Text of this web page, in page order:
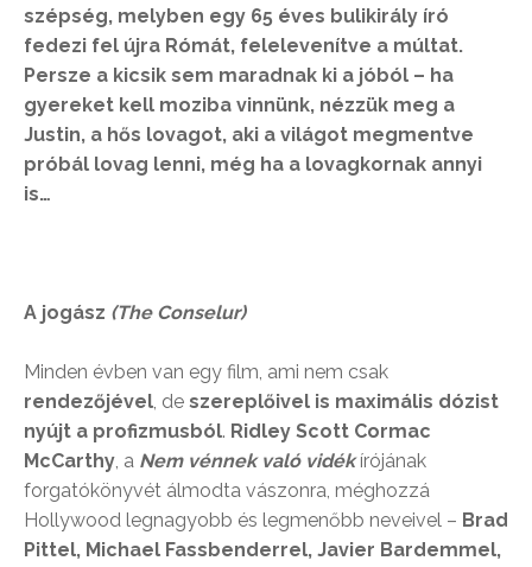
szépség, melyben egy 65 éves bulikirály író
fedezi fel újra Rómát, felelevenítve a múltat.
Persze a kicsik sem maradnak ki a jóból – ha
gyereket kell moziba vinnünk, nézzük meg a
Justin, a hős lovagot, aki a világot megmentve
próbál lovag lenni, még ha a lovagkornak annyi
is…
A jogász (The Conselur)
Minden évben van egy film, ami nem csak
rendezőjével, de szereplőivel is maximális dózist
nyújt a profizmusból. Ridley Scott Cormac
McCarthy, a Nem vénnek való vidékírójának
forgatókönyvét álmodta vászonra, méghozzá
Hollywood legnagyobb és legmenőbb neveivel – Brad
Pittel, Michael Fassbenderrel, Javier Bardemmel,